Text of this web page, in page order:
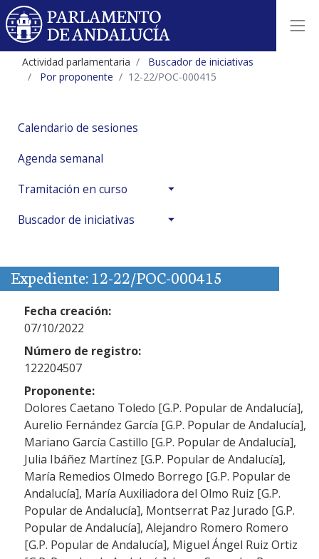
Actividad parlamentaria
Buscador de iniciativas
Por proponente
12-22/POC-000415
Calendario de sesiones
Agenda semanal
Tramitación en curso
Buscador de iniciativas
Expediente: 12-22/POC-000415
Fecha creación:
07/10/2022
Número de registro:
122204507
Proponente:
Dolores Caetano Toledo [G.P. Popular de Andalucía],
Aurelio Fernández García [G.P. Popular de Andalucía],
Mariano García Castillo [G.P. Popular de Andalucía],
Julia Ibáñez Martínez [G.P. Popular de Andalucía],
María Remedios Olmedo Borrego [G.P. Popular de
Andalucía], María Auxiliadora del Olmo Ruiz [G.P.
Popular de Andalucía], Montserrat Paz Jurado [G.P.
Popular de Andalucía], Alejandro Romero Romero
[G.P. Popular de Andalucía], Miguel Ángel Ruiz Ortiz